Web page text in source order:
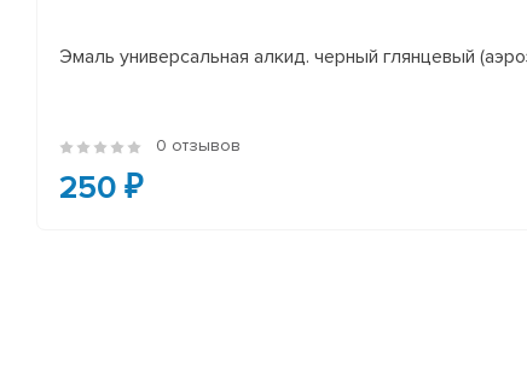
Эмаль универсальная алкид. черный глянцевый
0 отзывов
250 ₽